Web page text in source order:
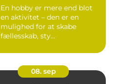
En hobby er mere end blot
en aktivitet – den er en
mulighed for at skabe
fællesskab, sty...
08. sep